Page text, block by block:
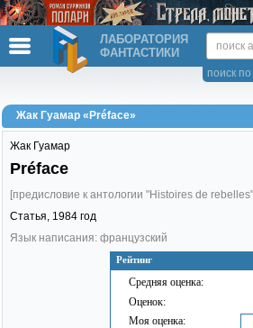
ЛАБОРАТОРИЯ
ФАНТАСТИКИ
поиск
Жак Гуамар «Préface»
Рейтинг
Средняя оценка:
Оценок:
Моя оценка:
Жак Гуамар
Préface
[предисловие к антологии "Histoires de
Статья, 1984 год
Язык написания: французский